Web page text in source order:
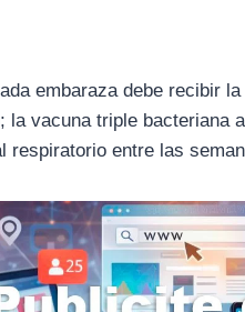
embaraza debe recibir
la vacuna triple bacteriana
respiratorio entre las